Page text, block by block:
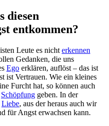
diesen
entkommen?
Leute es nicht erkennen
Gedanken, die uns
Ego erklären, auflöst – das ist
ist Vertrauen. Wie ein kleines
Furcht hat, so können auch
Schöpfung geben. In der
Liebe, aus der heraus auch wir
für Angst erwachsen kann.